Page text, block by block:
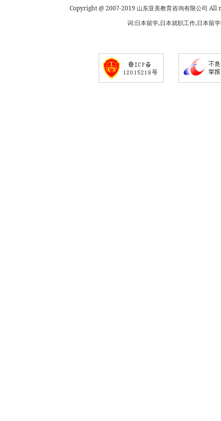
Copyright @ 2007-2019 山东亚美教育咨询有限公司
词:日本留学,日本就职工作,日本留